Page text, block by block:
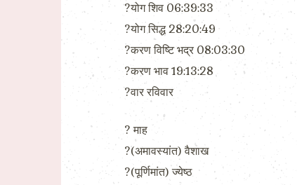
?योग शिव 06:39:33
?योग सिद्ध 28:20:49
?करण विष्टि भद्र 08:03:30
?करण भाव 19:13:28
?वार रविवार
? माह
?(अमावस्यांत) वैशाख
?(पूर्णिमांत) ज्येष्ठ